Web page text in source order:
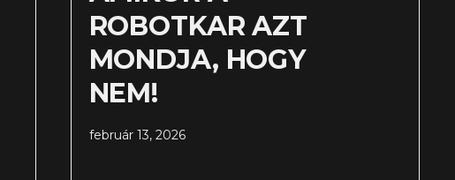
ROBOTKAR AZT
MONDJA, HOGY
NEM!
február 13, 2026